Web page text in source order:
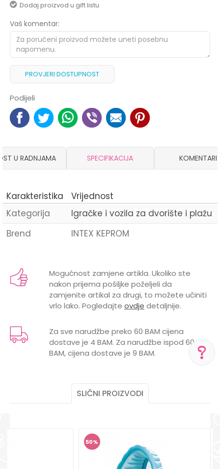
Dodaj proizvod u gift listu
Vaš komentar:
PROVJERI DOSTUPNOST
Podijeli
Za više informacija,
pomoć i porudžbine
15:00h
U RADNJAMA SPECIFIKACIJA KOMENTARI
Karakteristika
Vrijednost
Kategorija
Igračke i vozila za dvorište i plažu
Brend
INTEX KEPROM
Email
Mogućnost zamjene artikla. Ukoliko ste
nakon prijema pošiljke poželjeli da
zamjenite artikal za drugi, to možete učiniti
vrlo lako. Pogledajte ovdje detaljnije.
Za sve narudžbe preko 60 BAM cijena
dostave je 4 BAM. Za narudžbe ispod 60
BAM, cijena dostave je 9 BAM.
SLIČNI PROIZVODI
50%